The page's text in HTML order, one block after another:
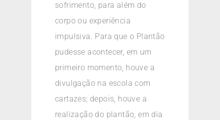
sofrimento, para além do
corpo ou experiência
impulsiva. Para que o Plantão
pudesse acontecer, em um
primeiro momento, houve a
divulgação na escola com
cartazes; depois, houve a
realização do plantão, em dia